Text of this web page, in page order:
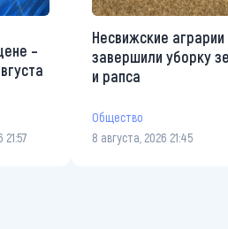
–
21:57
Несвижские
завершили уборку
и рапса
Общество
8 августа, 2026 21:45